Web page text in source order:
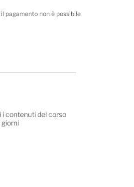
pagamento non è possibile
i contenuti del corso